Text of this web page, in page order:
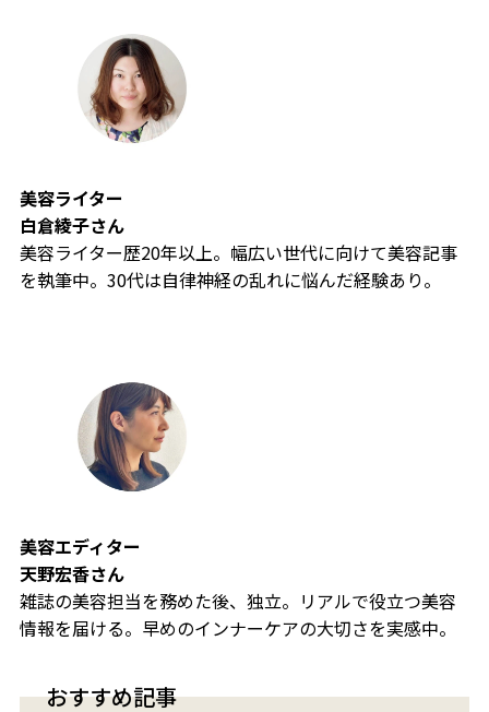
美容ライター
白倉綾子さん
美容ライター歴20年以上。幅広い世代に向けて美容記事
を執筆中。30代は自律神経の乱れに悩んだ経験あり。
美容エディター
天野宏香さん
雑誌の美容担当を務めた後、独立。リアルで役立つ美容
情報を届ける。早めのインナーケアの大切さを実感中。
おすすめ記事